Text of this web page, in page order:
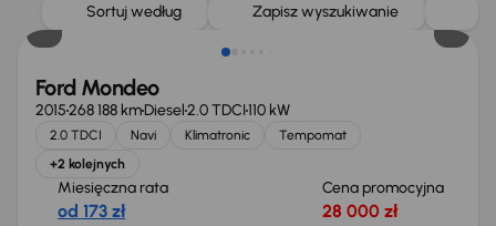
Sortuj według Zapisz wyszukiwanie
Ford Mondeo
2015268 188 kmDiesel2.0 TDCI110 kW
2.0 TDCI Navi Klimatronic
Tempomat
+2 kolejnych
Miesięczna rata
od 173 zł
Cena promocyjna
28 000 zł